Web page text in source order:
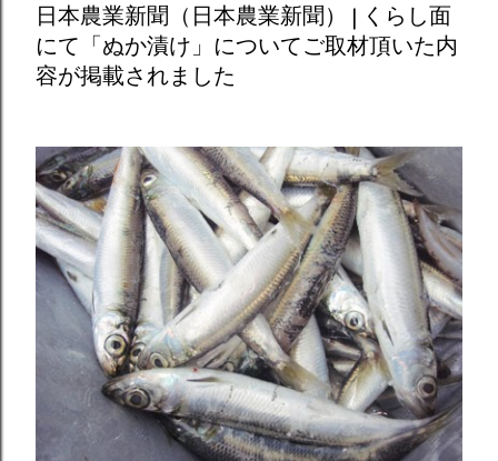
日本農業新聞（日本農業新聞） | くらし面
にて「ぬか漬け」についてご取材頂いた内
容が掲載されました